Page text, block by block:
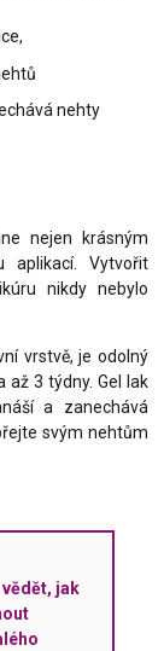
nehty
nejen krásným
aplikací. Vytvořit
nikdy nebylo
vrstvě, je odolný
až 3 týdny. Gel lak
a zanechává
svým nehtům
jak